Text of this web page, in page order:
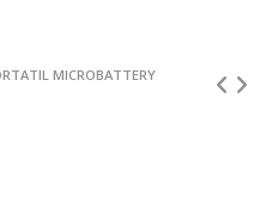
MICROBATTERY